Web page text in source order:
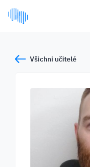
Všichni učitelé